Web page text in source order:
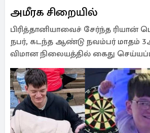
அமீரக சிறையில்
பிரித்தானியாவைச் சேர்ந்த ரியான்
நபர், கடந்த ஆண்டு நவம்பர் மாதம்
விமான நிலையத்தில் கைது